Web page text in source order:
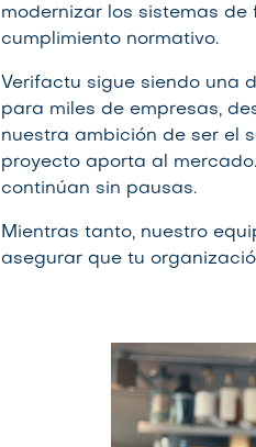
modernizar los sistemas
cumplimiento normativo.
Verifactu sigue siendo una
para miles de empresas,
nuestra ambición de ser el
proyecto aporta al
continúan sin pausas.
Mientras tanto, nuestro
asegurar que tu